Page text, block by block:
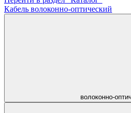
Кабель волоконно-оптический
волоконно-